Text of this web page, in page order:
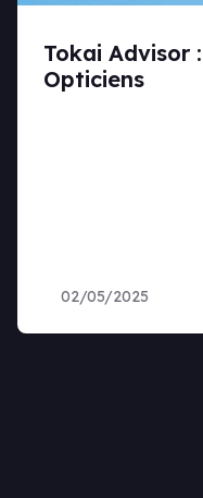
Tokai Advisor
Opticiens
02/05/2025